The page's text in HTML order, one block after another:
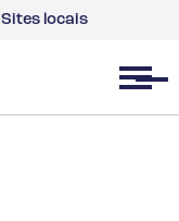
Sites locais
Open menu